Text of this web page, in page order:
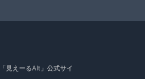
見えーるAlt」公式サイ